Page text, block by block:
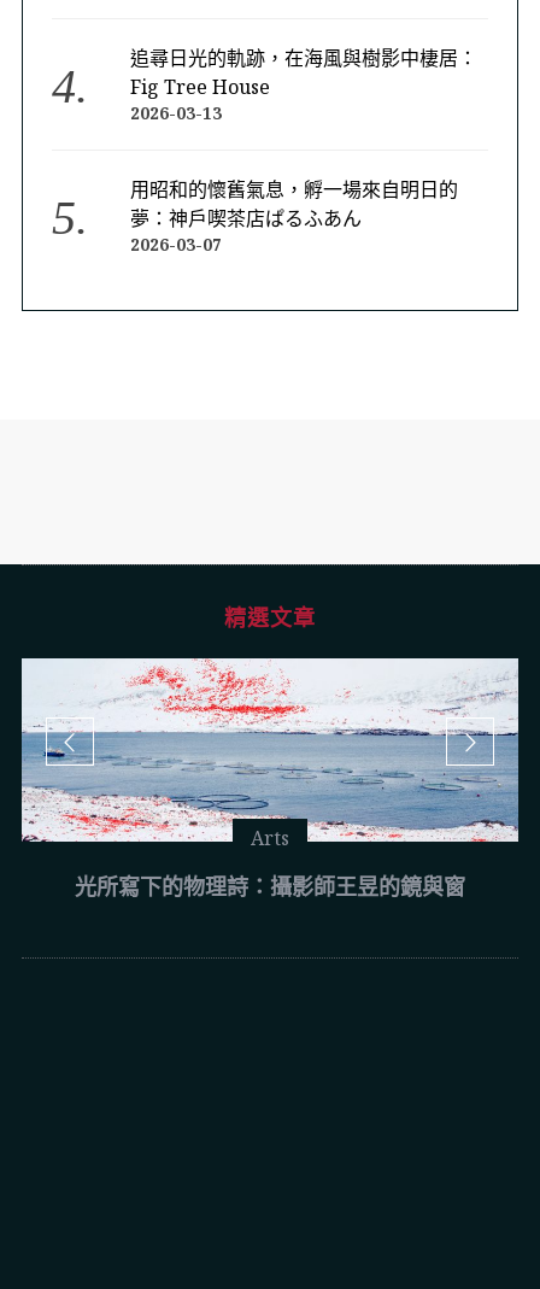
追尋日光的軌跡，在海風與樹影中棲居：
Fig Tree House
2026-03-13
用昭和的懷舊氣息，孵一場來自明日的
夢：神戶喫茶店ぱるふあん
2026-03-07
精選文章
Arts
光所寫下的物理詩：攝影師王昱的鏡與窗